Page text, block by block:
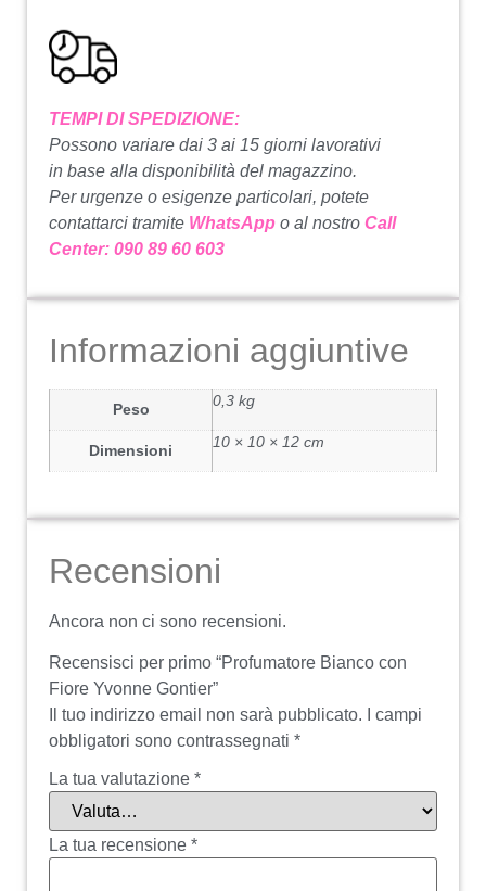
TEMPI DI SPEDIZIONE:
Possono variare dai 3 ai 15 giorni lavorativi
in base alla disponibilità del magazzino.
Per urgenze o esigenze particolari, potete
contattarci tramite WhatsApp o al nostro Call
Center: 090 89 60 603
Informazioni aggiuntive
Peso 0,3 kg
Dimensioni 10 × 10 × 12 cm
Recensioni
Ancora non ci sono recensioni.
Recensisci per primo “Profumatore Bianco con
Fiore Yvonne Gontier”
Il tuo indirizzo email non sarà pubblicato.
I campi
obbligatori sono contrassegnati *
La tua valutazione *
La tua recensione *